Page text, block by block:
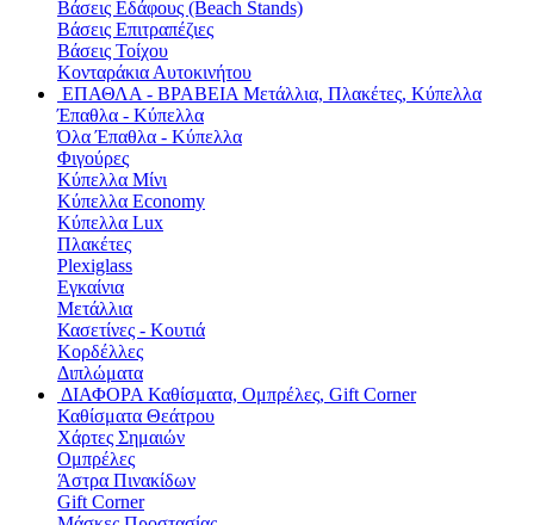
Βάσεις Εδάφους (Beach Stands)
Βάσεις Επιτραπέζιες
Βάσεις Τοίχου
Κονταράκια Αυτοκινήτου
ΕΠΑΘΛΑ - ΒΡΑΒΕΙΑ Μετάλλια, Πλακέτες, Κύπελλα
Έπαθλα - Κύπελλα
Όλα Έπαθλα - Κύπελλα
Φιγούρες
Κύπελλα Μίνι
Κύπελλα Economy
Κύπελλα Lux
Πλακέτες
Plexiglass
Εγκαίνια
Μετάλλια
Κασετίνες - Κουτιά
Κορδέλλες
Διπλώματα
ΔΙΑΦΟΡΑ Καθίσματα, Ομπρέλες, Gift Corner
Καθίσματα Θεάτρου
Χάρτες Σημαιών
Ομπρέλες
Άστρα Πινακίδων
Gift Corner